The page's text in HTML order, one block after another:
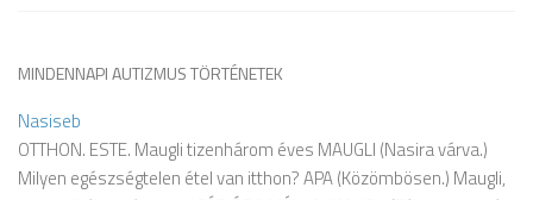
MINDENNAPI AUTIZMUS TÖRTÉNETEK
Nasiseb
OTTHON. ESTE. Maugli tizenhárom éves MAUGLI (Nasira várva.)
Milyen egészségtelen étel van itthon? APA (Közömbösen.) Maugli,